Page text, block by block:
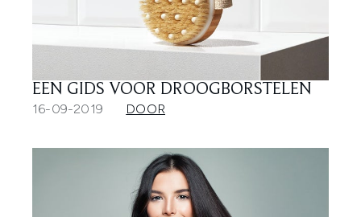
EEN GIDS VOOR DROOGBORSTELEN
16-09-2019 DOOR